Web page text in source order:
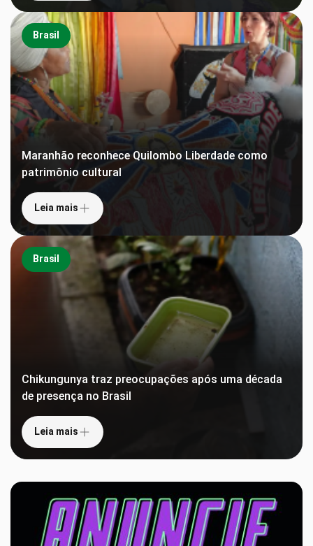
Brasil
Maranhão reconhece Quilombo Liberdade como
patrimônio cultural
Leia mais
Brasil
Chikungunya traz preocupações após uma década
de presença no Brasil
Leia mais